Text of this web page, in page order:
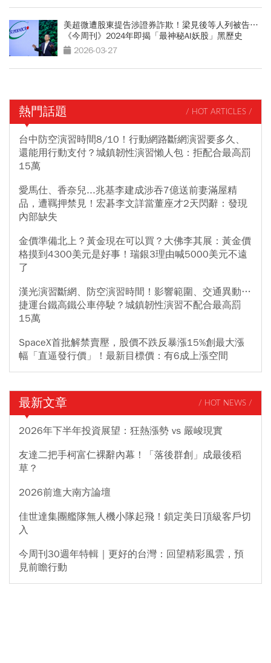
美超微遭股東提告涉證券詐欺！梁見後等人列被告…
《今周刊》2024年即揭「最神秘AI妖股」黑歷史
2026-03-27
熱門話題 / HOT ARTICLES /
台中防空演習時間8/10！行動網路斷網演習要多久、
還能用行動支付？城鎮韌性演習懶人包：拒配合最高罰
15萬
愛馬仕、香奈兒...兆基李建成涉吞7億送前妻滿屋精
品，遭羈押禁見！宏碁李文詳當董座才2天閃辭：發現
內部缺失
金價準備北上？黃金現在可以買？大佛李其展：黃金價
格摸到4300美元是好事！瑞銀3理由喊5000美元不遠
了
漢光演習斷網、防空演習時間！影響範圍、交通異動…
捷運台鐵高鐵公車停駛？城鎮韌性演習不配合最高罰
15萬
SpaceX首批解禁賣壓，股價不跌反暴漲15%創最大漲
幅「直逼發行價」！最新目標價：有6成上漲空間
最新文章 / HOT NEWS /
2026年下半年投資展望：狂熱漲勢 vs 嚴峻現實
友達二把手柯富仁裸辭內幕！「落後群創」成最後稻
草？
2026前進大南方論壇
佳世達集團艦隊無人機小隊起飛！鎖定美日頂級客戶切
入
今周刊30週年特輯｜更好的台灣：回望精彩風雲，預
見前瞻行動